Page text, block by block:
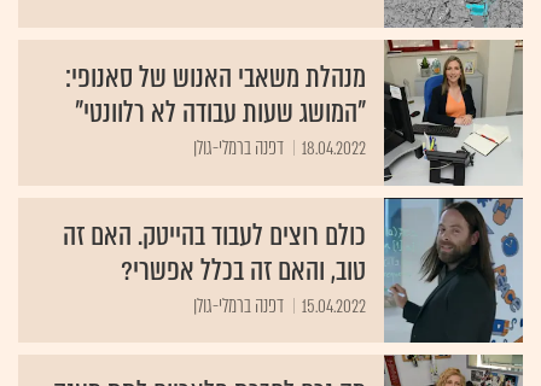
מנהלת משאבי האנוש של סאנופי:
"המושג שעות עבודה לא רלוונטי"
18.04.2022 דפנה ברמלי-גולן
כולם רוצים לעבוד בהייטק. האם זה
טוב, והאם זה בכלל אפשרי?
15.04.2022 דפנה ברמלי-גולן